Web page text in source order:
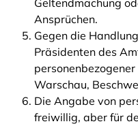
Geltendmachung
Ansprüchen.
Gegen die
Präsidenten des
Warschau,
Die Angabe von
freiwillig, aber für